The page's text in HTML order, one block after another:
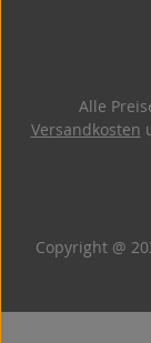
Copyright @
Alle
Versandkosten